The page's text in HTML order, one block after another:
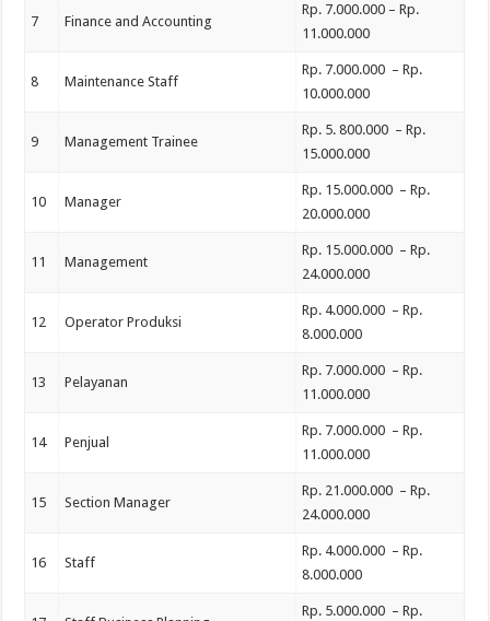
7 Finance and Accounting
Rp. 7.000.000 – Rp.
11.000.000
8 Maintenance Staff
Rp. 7.000.000 – Rp.
10.000.000
9 Management Trainee
Rp. 5. 800.000 – Rp.
15.000.000
10 Manager
Rp. 15.000.000 – Rp.
20.000.000
11 Management
Rp. 15.000.000 – Rp.
24.000.000
12 Operator Produksi
Rp. 4.000.000 – Rp.
8.000.000
13 Pelayanan
Rp. 7.000.000 – Rp.
11.000.000
14 Penjual
Rp. 7.000.000 – Rp.
11.000.000
15 Section Manager
Rp. 21.000.000 – Rp.
24.000.000
16 Staff
Rp. 4.000.000 – Rp.
8.000.000
Rp. 5.000.000 – Rp.